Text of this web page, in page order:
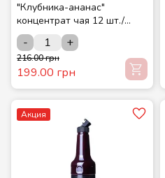
"Клубника-ананас"
концентрат чая 12 шт./
шоубокс ТМ СМАКУЙТЕ
- +
216.00 грн
199.00 грн
Акция